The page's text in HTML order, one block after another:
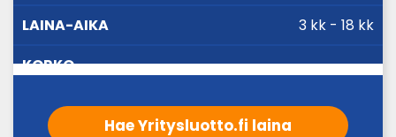
3 kk - 18 kk
Hae Yritysluotto.fi laina